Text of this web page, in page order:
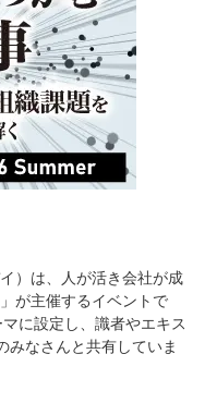
）は、人が活き会社が成
が主催するイベントで
に設定し、識者やエキス
みなさんと共有していま